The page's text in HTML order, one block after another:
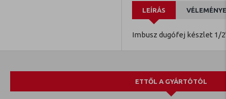
LEÍRÁS
Imbusz dugófej készlet 1/2"
ETTŐL A GYÁRTÓTÓL